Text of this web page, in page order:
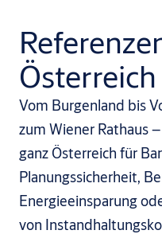
Österreich
Vom Burgenland bis
zum Wiener Rathaus
ganz Österreich für
Planungssicherheit,
Energieeinsparung
von